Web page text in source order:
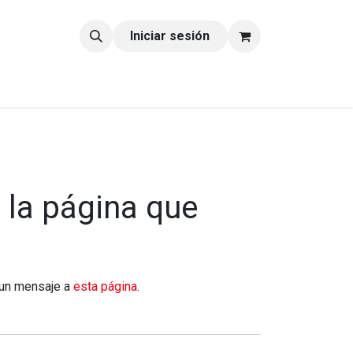
Iniciar sesión
página que
mensaje a esta página.